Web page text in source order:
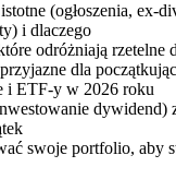
(ogłoszenia, ex-
i dlaczego
odróżniają rzetelne
dla
i ETF-y w 2026 roku
dywidend)
swoje portfolio, aby